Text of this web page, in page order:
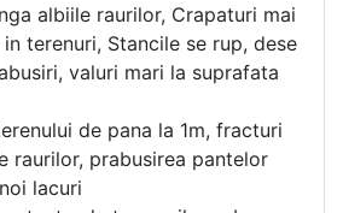
albiile raurilor, Crapaturi mai
terenuri, Stancile se rup, dese
valuri mari la suprafata
de pana la 1m, fracturi
raurilor, prabusirea pantelor
lacuri